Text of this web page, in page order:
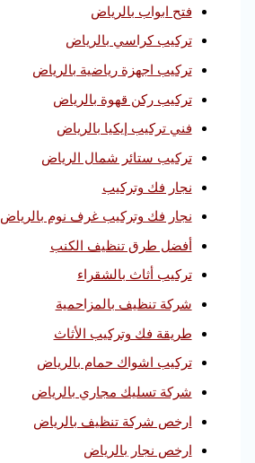
فتح ابواب بالرياض
تركيب كراسي بالرياض
تركيب اجهزة رياضية بالرياض
تركيب ركن قهوة بالرياض
فني تركيب إيكيا بالرياض
تركيب ستائر شمال الرياض
نجار فك وتركيب
نجار فك وتركيب غرف نوم بالرياض
أفضل طرق تنظيف الكنب
تركيب أثاث بالشقراء
شركة تنظيف بالمزاحمية
طريقة فك وتركيب الأثاث
تركيب اشواك حمام بالرياض
شركة تسليك مجاري بالرياض
ارخص شركة تنظيف بالرياض
ارخص نجار بالرياض